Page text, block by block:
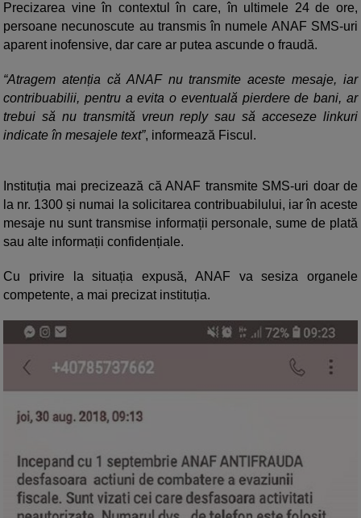
Precizarea vine în contextul în care, în ultimele 24 de ore,
persoane necunoscute au transmis în numele ANAF SMS-uri
aparent inofensive, dar care ar putea ascunde o fraudă.
“Atragem atenția că ANAF nu transmite aceste mesaje, iar
contribuabilii, pentru a evita o eventuală pierdere de bani, ar
trebui să nu transmită vreun reply sau să acceseze linkuri
indicate în mesajele text”, informează Fiscul.
Instituția mai precizează că ANAF transmite SMS-uri doar de
la nr. 1300 și numai la solicitarea contribuabilului, iar în aceste
mesaje nu sunt transmise informații personale, sume de plată
sau alte informații confidențiale.
Cu privire la situația expusă, ANAF va sesiza organele
competente, a mai precizat instituția.